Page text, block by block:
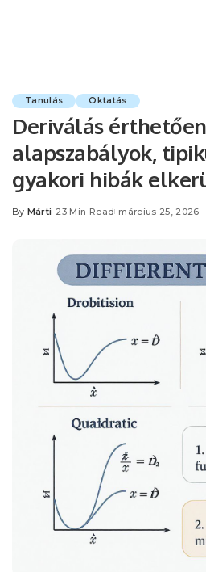
Tanulás Oktatás
Deriválás
alapszabályok,
gyakori hibák
Posted
By Márti 23 Min Read március 25, 2026